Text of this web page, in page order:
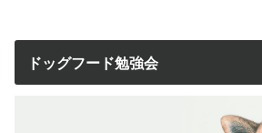
ドッグフード勉強会